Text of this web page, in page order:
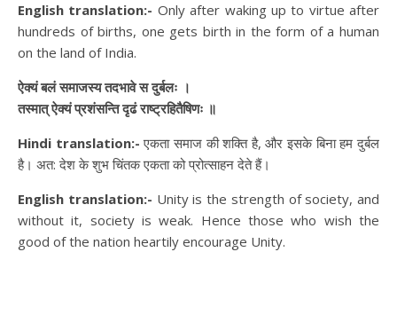
English translation:- Only after waking up to virtue after
hundreds of births, one gets birth in the form of a human
on the land of India.
ऐक्यं बलं समाजस्य तदभावे स दुर्बलः ।
तस्मात् ऐक्यं प्रशंसन्ति दृढं राष्ट्रहितैषिणः ॥
Hindi translation:- एकता समाज की शक्ति है, और इसके बिना हम दुर्बल
है। अत: देश के शुभ चिंतक एकता को प्रोत्साहन देते हैं।
English translation:- Unity is the strength of society, and
without it, society is weak. Hence those who wish the
good of the nation heartily encourage Unity.